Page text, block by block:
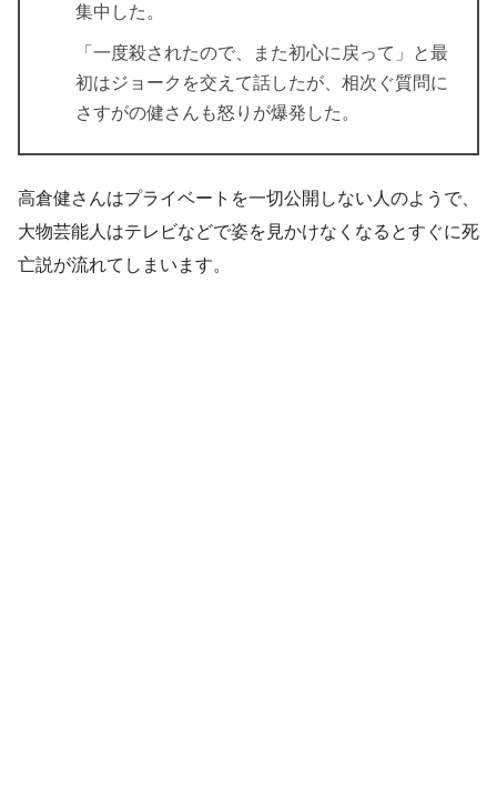
集中 した。
「一度殺されたので、また初心に戻って」と最
初はジョークを交えて話したが、相次ぐ質問に
さすがの健さんも怒りが爆発した。
高倉健さんはプライベートを一切公開しない人のようで、
大物芸能人はテレビなどで姿を見かけなくなるとすぐに死
亡説が流れてしまいます。